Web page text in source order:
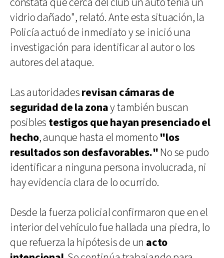
vidrio dañado", relató. Ante esta situación, la
Policía actuó de inmediato y se inició una
investigación para identificar al autor o los
autores del ataque.
Las autoridadesrevisan cámaras de
seguridad de la zonay también buscan
posibles testigos que hayan presenciado el
hecho, aunque hasta el momento "los
resultados son desfavorables."No se pudo
identificar a ninguna persona involucrada, ni
hay evidencia clara de lo ocurrido.
Desde la fuerza policial confirmaron que en el
interior del vehículo fue hallada una piedra, lo
que refuerza la hipótesis de un acto